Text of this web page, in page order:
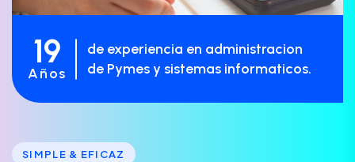
19
Años
de experiencia en administracion
de Pymes y sistemas informaticos.
SIMPLE & EFICAZ